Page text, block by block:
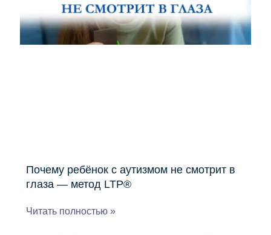
Почему ребёнок с аутизмом не смотрит в
глаза — метод LTP®
Читать полностью »